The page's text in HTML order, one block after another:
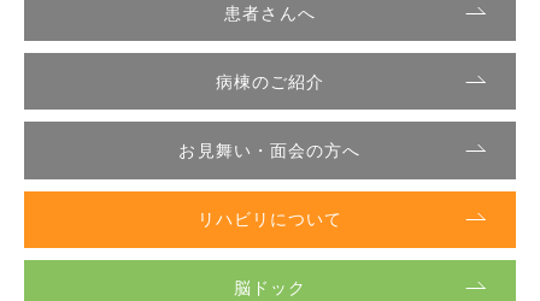
患者さんへ
病棟のご紹介
お見舞い・面会の方へ
リハビリについて
脳ドック